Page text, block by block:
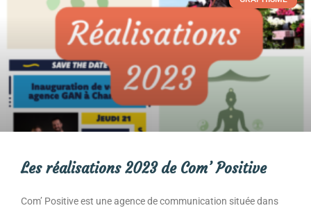
Les réalisations 2023 de Com’ Positive
Com’ Positive est une agence de communication située dans